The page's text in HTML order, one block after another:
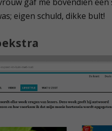
eigen schuld, dikke bult!